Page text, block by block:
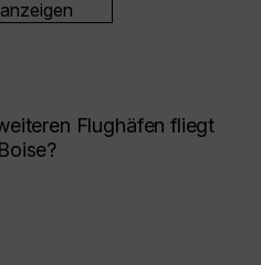
Flughäfen fliegt